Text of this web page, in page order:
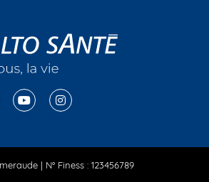
| N° Finess : 123456789